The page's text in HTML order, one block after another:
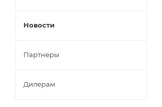
Новости
Партнеры
Дилерам